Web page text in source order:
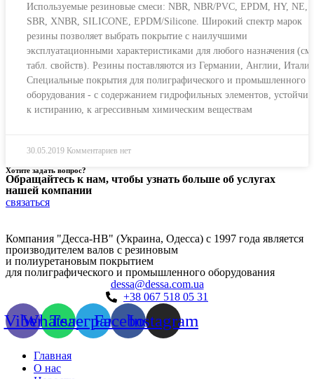
Используемые резиновые смеси: NBR, NBR/PVC, EPDM, HY, NE,
SBR, XNBR, SILICONE, EPDM/Silicone. Широкий спектр марок
резины позволяет выбрать покрытие с наилучшими
эксплуатационными характеристиками для любого назначения (см.
табл. свойств). Резины поставляются из Германии, Англии,
Специальные покрытия для полиграфического и промышленного
оборудования - с содержанием гидрофильных элементов,
к истиранию, к агрессивным химическим веществам
30.05.2019 Комментариев нет
Хотите задать вопрос?
Обращайтесь к нам, чтобы узнать больше об услугах
нашей компании
связаться
Компания "Десса-НВ" (Украина, Одесса) с 1997 года является
производителем валов с резиновым
и полиуретановым покрытием
для полиграфического и промышленного оборудования
dessa@dessa.com.ua
+38 067 518 05 31
ViberWhatsapp
Телеграмма
FacebookInstagram
Главная
О нас